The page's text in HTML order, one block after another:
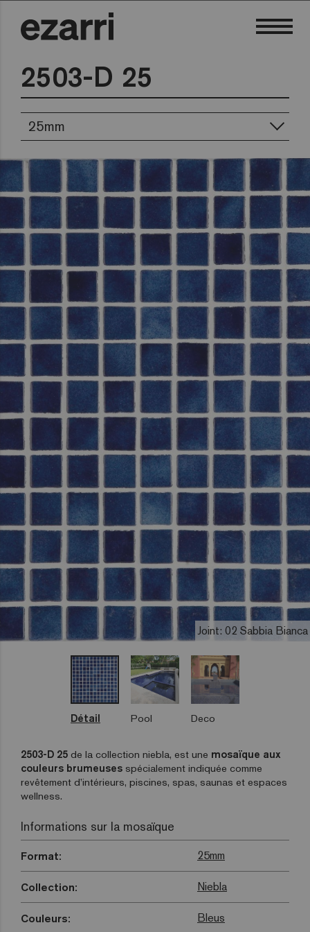
2503-D 25
25mm
Joint: 02 Sabbia Bianca
Détail Pool Deco
2503-D 25 de la collection niebla, est une mosaïque aux
couleurs brumeuses spécialement indiquée comme
revêtement d’intérieurs, piscines, spas, saunas et espaces
wellness.
Informations sur la mosaïque
Format: 25mm
Collection: Niebla
Couleurs: Bleus